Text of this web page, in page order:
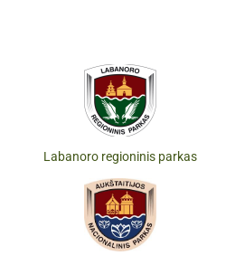
Labanoro regioninis parkas